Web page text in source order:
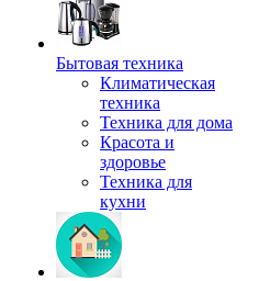
Бытовая техника
Климатическая
техника
Техника для дома
Красота и
здоровье
Техника для
кухни